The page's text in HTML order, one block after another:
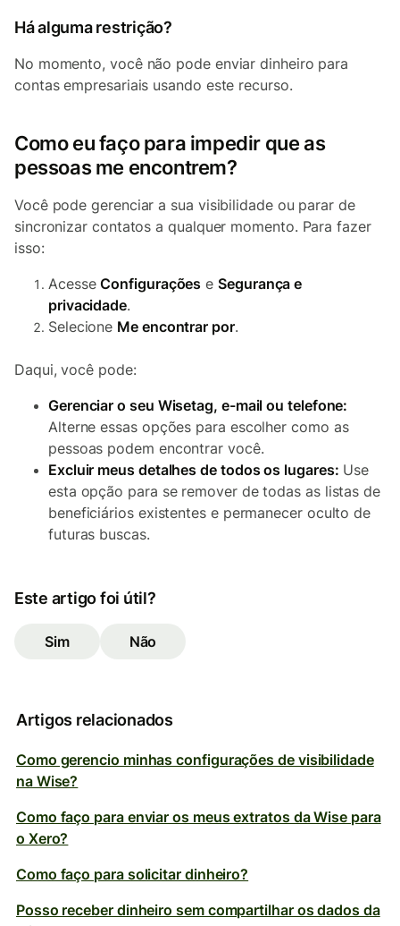
Há alguma restrição?
No momento, você não pode enviar dinheiro para
contas empresariais usando este recurso.
Como eu faço para impedir que as
pessoas me encontrem?
Você pode gerenciar a sua visibilidade ou parar de
sincronizar contatos a qualquer momento. Para fazer
isso:
AcesseConfigurações eSegurança e
privacidade.
Selecione Me encontrar por.
Daqui, você pode:
Gerenciar o seu Wisetag, e-mail ou telefone:
Alterne essas opções para escolher como as
pessoas podem encontrar você.
Excluir meus detalhes de todos os lugares: Use
esta opção para se remover de todas as listas de
beneficiários existentes e permanecer oculto de
futuras buscas.
Este artigo foi útil?
Sim Não
Artigos relacionados
Como gerencio minhas configurações de visibilidade
na Wise?
Como faço para enviar os meus extratos da Wise para
o Xero?
Como faço para solicitar dinheiro?
Posso receber dinheiro sem compartilhar os dados da